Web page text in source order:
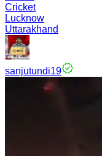
Cricket
Lucknow
Uttarakhand
sanjutundi19